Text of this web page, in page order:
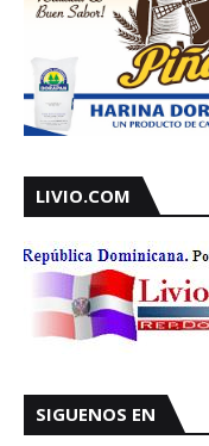
LIVIO.COM
SIGUENOS EN